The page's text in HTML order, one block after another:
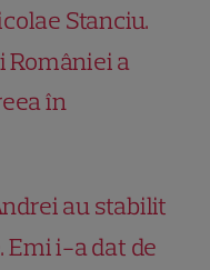
Stanciu.
României a
în
au stabilit
i-a dat de